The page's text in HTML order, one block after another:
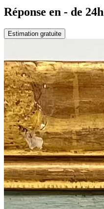
Réponse en - de 24h
Estimation gratuite